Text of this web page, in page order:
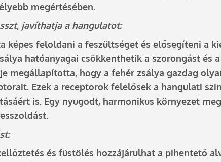
megértésében.
javíthatja a hangulatot:
képes feloldani a feszültséget és elősegíteni a
hatóanyagai csökkenthetik a szorongást és
megállapította, hogy a fehér zsálya gazdag
Ezek a receptorok felelősek a hangulati
is. Egy nyugodt, harmonikus környezet
és füstölés hozzájárulhat a pihentető